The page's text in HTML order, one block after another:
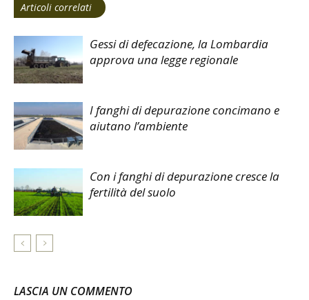
Articoli correlati
Gessi di defecazione, la Lombardia
approva una legge regionale
I fanghi di depurazione concimano e
aiutano l’ambiente
Con i fanghi di depurazione cresce la
fertilità del suolo
LASCIA UN COMMENTO